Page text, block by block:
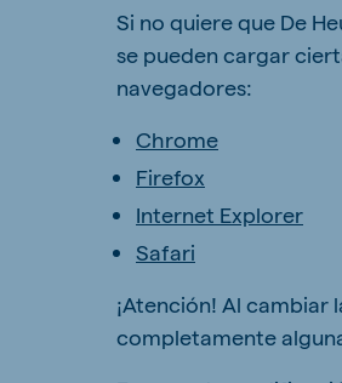
Si no quiere que De
se pueden cargar
navegadores:
Chrome
Firefox
Internet Explorer
Safari
¡Atención! Al cambiar
completamente